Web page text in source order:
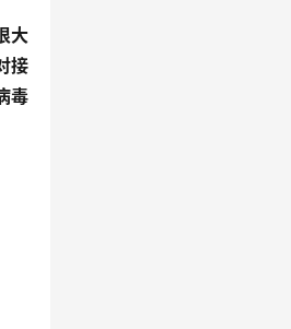
大
接
毒